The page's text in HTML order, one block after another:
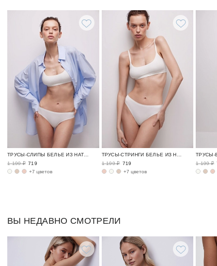
ТРУСЫ-СЛИПЫ БЕЛЬЕ ИЗ НАТУРАЛЬНОГО ХЛОПКА / TENDER
1 199 ₽ 719
+7 цветов
ТРУСЫ-СТРИНГИ БЕЛЬЕ ИЗ НАТУРАЛЬНОГО ХЛОПКА / TENDER
1 199 ₽ 719
+7 цветов
1 199 ₽
ВЫ НЕДАВНО СМОТРЕЛИ